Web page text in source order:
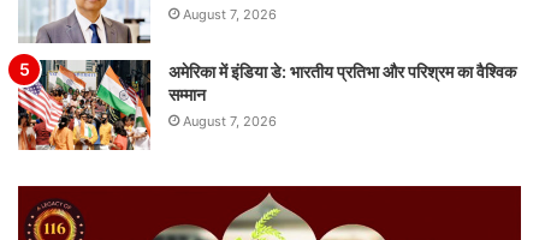
August 7, 2026
अमेरिका में इंडिया डे: भारतीय प्रतिभा और परिश्रम का वैश्विक
सम्मान
August 7, 2026